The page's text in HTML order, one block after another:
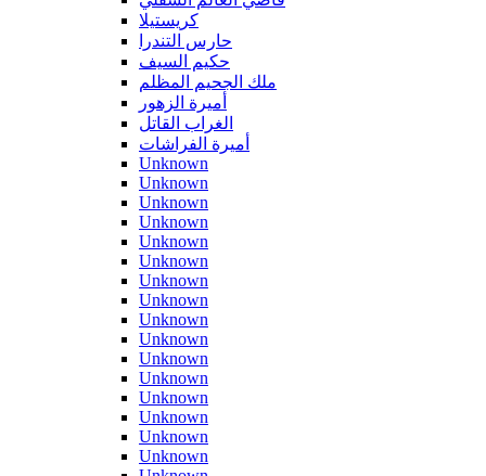
كريستيلا
حارس التندرا
حكيم السيف
ملك الجحيم المظلم
أميرة الزهور
الغراب القاتل
أميرة الفراشات
Unknown
Unknown
Unknown
Unknown
Unknown
Unknown
Unknown
Unknown
Unknown
Unknown
Unknown
Unknown
Unknown
Unknown
Unknown
Unknown